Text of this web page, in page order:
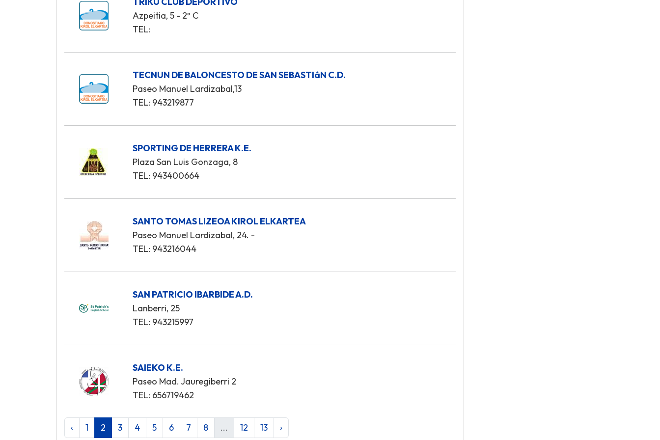
Azpeitia, 5 - 2º C
TEL:
TECNUN DE BALONCESTO DE SAN SEBASTIáN C.D.
Paseo Manuel Lardizabal,13
TEL: 943219877
SPORTING DE HERRERA K.E.
Plaza San Luis Gonzaga, 8
TEL: 943400664
SANTO TOMAS LIZEOA KIROL ELKARTEA
Paseo Manuel Lardizabal, 24. -
TEL: 943216044
SAN PATRICIO IBARBIDE A.D.
Lanberri, 25
TEL: 943215997
SAIEKO K.E.
Paseo Mad. Jauregiberri 2
TEL: 656719462
‹ 1 2 3 4 5 6 7 8 ... 12 13 ›